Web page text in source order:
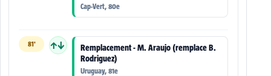
Cap-Vert, 80e
81' ↑↓
Remplacement - M. Araujo (remplace B.
Rodriguez)
Uruguay, 81e